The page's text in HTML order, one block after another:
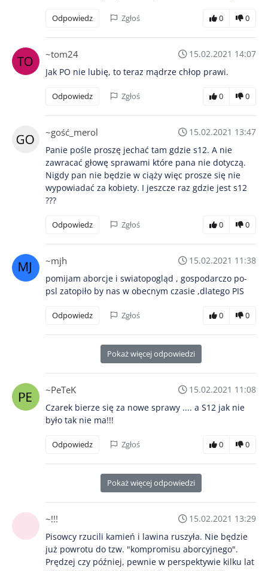
Odpowiedz Zgłoś 0 0
~tom24
15.02.2021 14:07
Jak PO nie lubię, to teraz mądrze chłop prawi.
Odpowiedz Zgłoś 0 0
~gość_merol
15.02.2021 13:47
Panie pośle proszę jechać tam gdzie s12. A nie
zawracać głowę sprawami które pana nie dotyczą.
Nigdy pan nie będzie w ciąży więc prosze się nie
wypowiadać za kobiety. I jeszcze raz gdzie jest s12
???
Odpowiedz Zgłoś 0 0
~mjh
15.02.2021 11:38
pomijam aborcje i swiatopogląd , gospodarczo po-
psl zatopiło by nas w obecnym czasie ,dlatego PIS
Odpowiedz Zgłoś 0 0
Pokaż więcej odpowiedzi
~PeTeK
15.02.2021 11:08
Czarek bierze się za nowe sprawy .... a S12 jak nie
było tak nie ma!!!
Odpowiedz Zgłoś 0 0
Pokaż więcej odpowiedzi
~!!!
15.02.2021 13:29
Pisowcy rzucili kamień i lawina ruszyła. Nie będzie
już powrotu do tzw. "kompromisu aborcyjnego".
Prędzej czy później, pewnie w perspektywie kilku lat